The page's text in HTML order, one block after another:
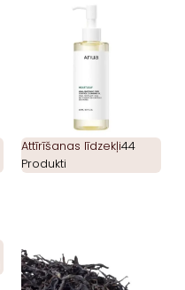
Attīrīšanas līdzekļi44
Produkti